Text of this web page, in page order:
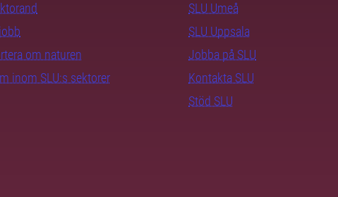
om naturen
inom SLU:s sektorer
SLU Umeå
SLU Uppsala
Jobba på SLU
Kontakta SLU
Stöd SLU